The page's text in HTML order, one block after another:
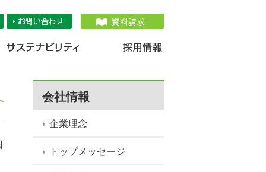
会社情報
企業理念
トップメッセージ